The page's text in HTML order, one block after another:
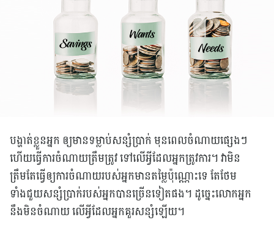
បង្ហាត់ខ្លួនអ្នក ឲ្យមានទម្លាប់សន្សំប្រាក់ មុនពេលចំណាយផ្សេងៗ
ហើយធ្វើការចំណាយត្រឹមត្រូវ ទៅលើអ្វីដែលអ្នកត្រូវការ។ វាមិន
ត្រឹមតែធ្វើឲ្យការចំណាយរបស់អ្នកមានតម្លៃប៉ុណ្ណោះទេ តែថែម
ទាំងជួយសន្សំប្រាក់របស់អ្នកបានច្រើនទៀតផង។ ដូច្នេះលោកអ្នក
នឹងមិនចំណាយ លើអ្វីដែលអ្នកគួរសន្សំឡើយ។